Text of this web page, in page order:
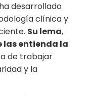
desarrollado
clínica y
Su lema,
las entienda la
de trabajar
y la